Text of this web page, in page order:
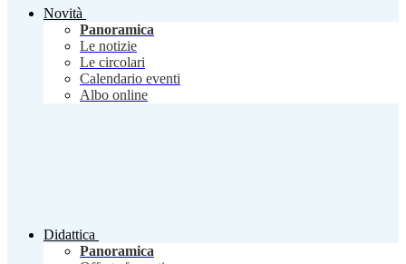
Novità
Panoramica
Le notizie
Le circolari
Calendario eventi
Albo online
Didattica
Panoramica